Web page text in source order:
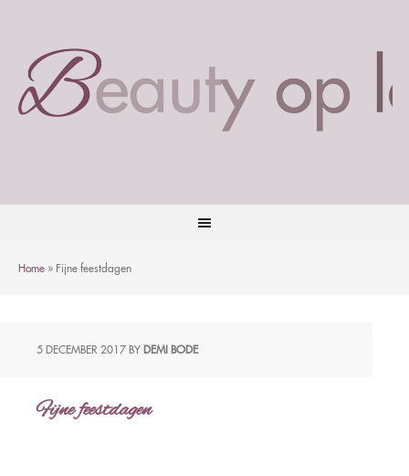
Home » Fijne feestdagen
5 DECEMBER 2017 BY DEMI BODE
Fijne feestdagen